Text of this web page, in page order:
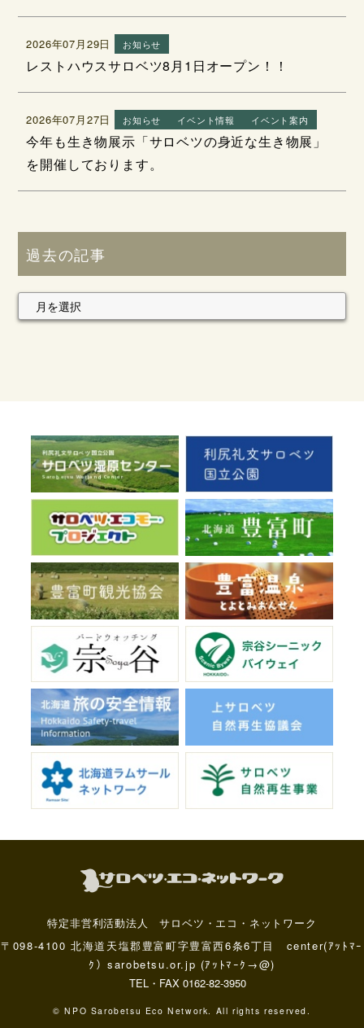
2026年07月29日 お知らせ
レストハウスサロベツ8月1日オープン！！
2026年07月27日 お知らせ イベント情報 イベント案内
今年も生き物展示「サロベツの身近な生き物展」
を開催しております。
過去の記事
特定非営利活動法人 サロベツ・エコ・ネットワーク
〒098-4100 北海道天塩郡豊富町字豊富西6条6丁目 center(ｱｯﾄﾏｰ
ｸ）sarobetsu.or.jp (ｱｯﾄﾏｰｸ→@)
TEL・FAX 0162-82-3950
© NPO Sarobetsu Eco Network. All rights reserved.